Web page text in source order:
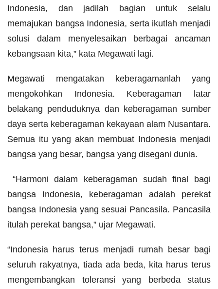
Indonesia, dan jadilah bagian untuk selalu
memajukan bangsa Indonesia, serta ikutlah menjadi
solusi dalam menyelesaikan berbagai ancaman
kebangsaan kita,” kata Megawati lagi.
Megawati mengatakan keberagamanlah yang
mengokohkan Indonesia. Keberagaman latar
belakang penduduknya dan keberagaman sumber
daya serta keberagaman kekayaan alam Nusantara.
Semua itu yang akan membuat Indonesia menjadi
bangsa yang besar, bangsa yang disegani dunia.
“Harmoni dalam keberagaman sudah final bagi
bangsa Indonesia, keberagaman adalah perekat
bangsa Indonesia yang sesuai Pancasila. Pancasila
itulah perekat bangsa,” ujar Megawati.
“Indonesia harus terus menjadi rumah besar bagi
seluruh rakyatnya, tiada ada beda, kita harus terus
mengembangkan toleransi yang berbeda status